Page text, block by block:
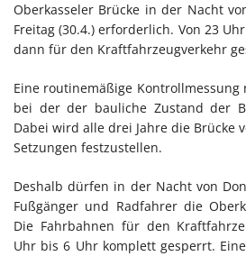
Oberkasseler Brücke in der Nacht
Freitag (30.4.) erforderlich. Von 23
dann für den Kraftfahrzeugverkehr
Eine routinemäßige Kontrollmessung
bei der der bauliche Zustand der
Dabei wird alle drei Jahre die Brücke
Setzungen festzustellen.
Deshalb dürfen in der Nacht von
Fußgänger und Radfahrer die
Die Fahrbahnen für den
Uhr bis 6 Uhr komplett gesperrt.